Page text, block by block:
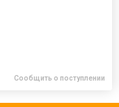
Сообщить о поступлении